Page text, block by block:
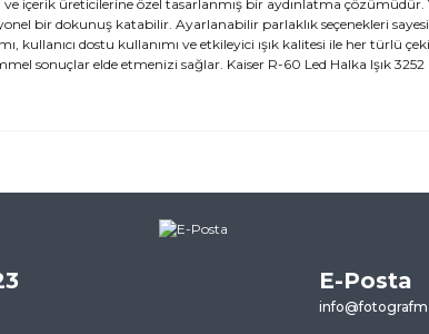
ve içerik üreticilerine özel tasarlanmış bir aydınlatma
bir dokunuş katabilir. Ayarlanabilir parlaklık seçenekleri
kullanıcı dostu kullanımı ve etkileyici ışık kalitesi ile her türlü
sonuçlar elde etmenizi sağlar. Kaiser R-60 Led Halka Işık 3252
E-Posta